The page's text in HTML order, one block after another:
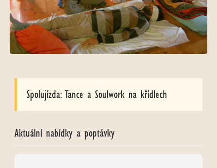
Spolujízda: Tance a Soulwork na křídlech
Aktuální nabídky a poptávky